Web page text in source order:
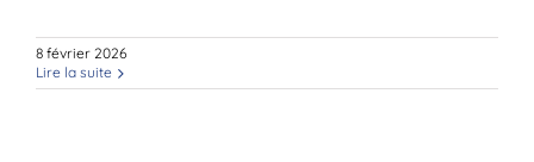
8 février 2026
Lire la suite